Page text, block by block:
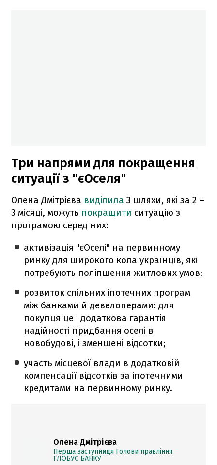
Три напрями для покращення
ситуації з "єОселя"
Олена Дмітрієва виділила 3 шляхи, які за 2 –
3 місяці, можуть покращити ситуацію з
програмою серед них:
активізація "єОселі" на первинному
ринку для широкого кола українців, які
потребують поліпшення житлових умов;
розвиток спільних іпотечних програм
між банками й девелоперами: для
покупця це і додаткова гарантія
надійності придбання оселі в
новобудові, і зменшені відсотки;
участь місцевої влади в додатковій
компенсації відсотків за іпотечними
кредитами на первинному ринку.
Олена Дмітрієва
Перша заступниця Голови правління
ГЛОБУС БАНКУ